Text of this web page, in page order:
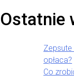
Ostatnie
opłaca?
Co